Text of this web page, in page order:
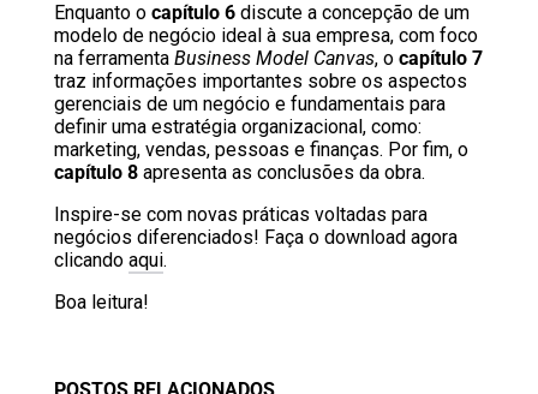
Enquanto o capítulo 6discute a concepção de um
modelo de negócio ideal à sua empresa, com foco
na ferramenta Business Model Canvas, o capítulo 7
traz informações importantes sobre os aspectos
gerenciais de um negócio e fundamentais para
definir uma estratégia organizacional, como:
marketing, vendas, pessoas e finanças. Por fim, o
capítulo 8apresenta as conclusões da obra.
Inspire-se com novas práticas voltadas para
negócios diferenciados! Faça o download agora
clicando aqui.
Boa leitura!